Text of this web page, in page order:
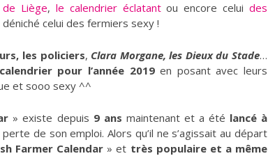
Liège, le calendrier éclatantou encore celui des
déniché celui des fermiers sexy !
les policiers, Clara Morgane, les Dieux du Stade…
pour l’année 2019en posant avec leurs
et sooo sexy ^^
» existe depuis 9 ans maintenant et a été lancé à
de son emploi. Alors qu’il ne s’agissait au départ
Farmer Calendar » et très populaire et a même